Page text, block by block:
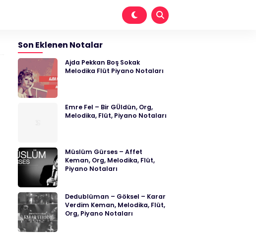
Son Eklenen Notalar
Ajda Pekkan Boş Sokak
Melodika Flüt Piyano Notaları
Emre Fel – Bir GÜldün, Org,
Melodika, Flüt, Piyano Notaları
Müslüm Gürses – Affet
Keman, Org, Melodika, Flüt,
Piyano Notaları
Dedublüman – Göksel – Karar
Verdim Keman, Melodika, Flüt,
Org, Piyano Notaları